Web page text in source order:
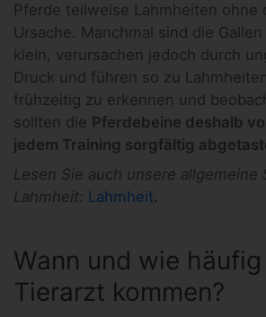
Pferde teilweise Lahmheiten ohne
Ursache. Manchmal sind die
klein, verursachen jedoch durch
Druck und führen so zu
frühzeitig zu erkennen und
sollten die Pferdebeine deshalb
jedem Training sorgfältig
Lesen Sie auch unsere allgemeine
Lahmheit: Lahmheit.
Wann und wie
Tierarzt kommen?